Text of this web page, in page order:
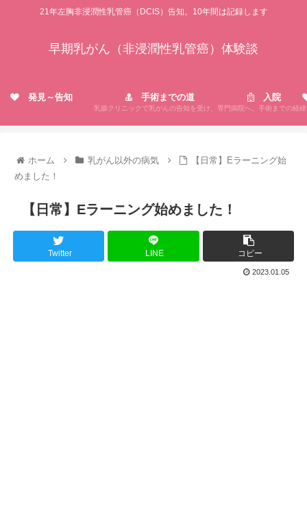
21年左胸非浸潤性乳管癌（DCIS）告知。10年間は記録します
早期乳がん（非浸潤性乳管癌）体験談
発見～告知 手術までの道
乳腺クリニックで乳がんの告知を受け、専門病院へ。手術までの経
入院
ホーム 乳がん以外の病気
【日常】Eラーニング始
めました！
【日常】Eラーニング始めました！
Twitter LINE コピー
2023.01.05